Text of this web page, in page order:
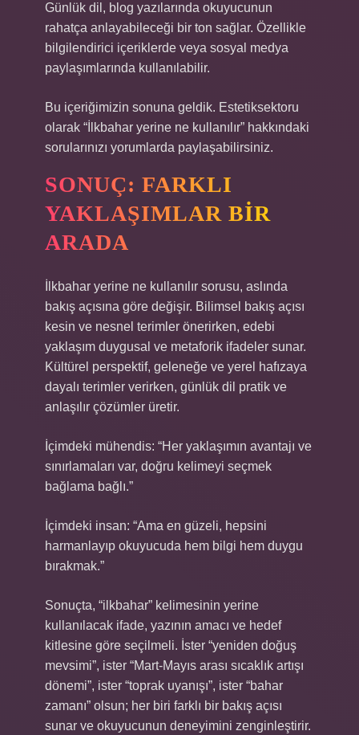
Günlük dil, blog yazılarında okuyucunun
rahatça anlayabileceği bir ton sağlar. Özellikle
bilgilendirici içeriklerde veya sosyal medya
paylaşımlarında kullanılabilir.
Bu içeriğimizin sonuna geldik. Estetiksektoru
olarak “İlkbahar yerine ne kullanılır” hakkındaki
sorularınızı yorumlarda paylaşabilirsiniz.
SONUÇ: FARKLI
YAKLAŞIMLAR BIR
ARADA
İlkbahar yerine ne kullanılır sorusu, aslında
bakış açısına göre değişir. Bilimsel bakış açısı
kesin ve nesnel terimler önerirken, edebi
yaklaşım duygusal ve metaforik ifadeler sunar.
Kültürel perspektif, geleneğe ve yerel hafızaya
dayalı terimler verirken, günlük dil pratik ve
anlaşılır çözümler üretir.
İçimdeki mühendis: “Her yaklaşımın avantajı ve
sınırlamaları var, doğru kelimeyi seçmek
bağlama bağlı.”
İçimdeki insan: “Ama en güzeli, hepsini
harmanlayıp okuyucuda hem bilgi hem duygu
bırakmak.”
Sonuçta, “ilkbahar” kelimesinin yerine
kullanılacak ifade, yazının amacı ve hedef
kitlesine göre seçilmeli. İster “yeniden doğuş
mevsimi”, ister “Mart-Mayıs arası sıcaklık artışı
dönemi”, ister “toprak uyanışı”, ister “bahar
zamanı” olsun; her biri farklı bir bakış açısı
sunar ve okuyucunun deneyimini zenginleştirir.